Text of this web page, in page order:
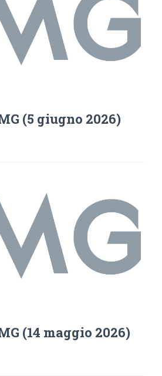
(5 giugno 2026)
(14 maggio 2026)